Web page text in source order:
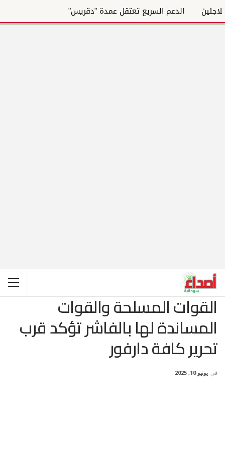
الدعم السريع تعتقل عمدة "دقريس"
القوات المسلحة والقوات
المساندة لها بالفاشر تؤكد قرب
تحرير كافة دارفور
في يونيو 10, 2025